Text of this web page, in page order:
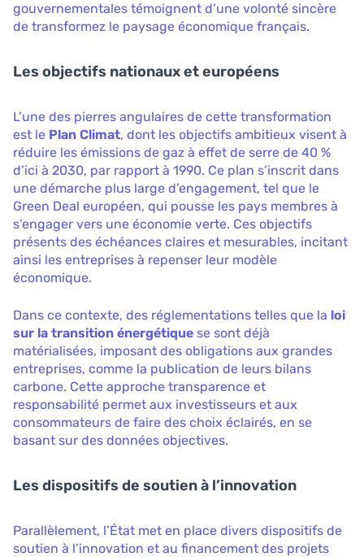
gouvernementales témoignent d’une volonté sincère
de transformez le paysage économique français.
Les objectifs nationaux et européens
L’une des pierres angulaires de cette transformation
est le Plan Climat, dont les objectifs ambitieux visent à
réduire les émissions de gaz à effet de serre de 40 %
d’ici à 2030, par rapport à 1990. Ce plan s’inscrit dans
une démarche plus large d’engagement, tel que le
Green Deal européen, qui pousse les pays membres à
s’engager vers une économie verte. Ces objectifs
présents des échéances claires et mesurables, incitant
ainsi les entreprises à repenser leur modèle
économique.
Dans ce contexte, des réglementations telles que la loi
sur la transition énergétique se sont déjà
matérialisées, imposant des obligations aux grandes
entreprises, comme la publication de leurs bilans
carbone. Cette approche transparence et
responsabilité permet aux investisseurs et aux
consommateurs de faire des choix éclairés, en se
basant sur des données objectives.
Les dispositifs de soutien à l’innovation
Parallèlement, l’État met en place divers dispositifs de
soutien à l’innovation et au financement des projets